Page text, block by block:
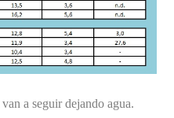
van a seguir dejando agua.